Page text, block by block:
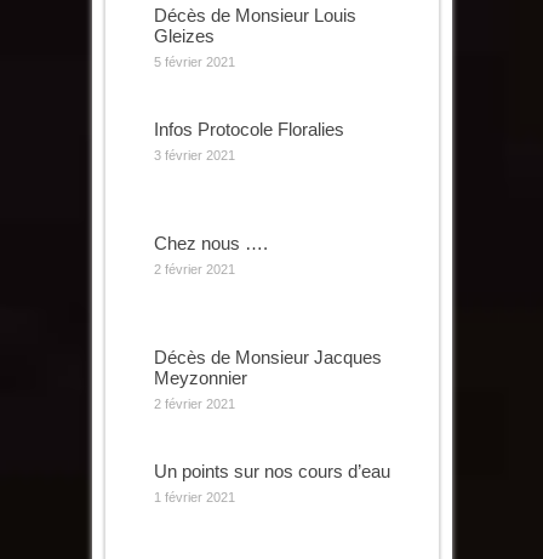
Décès de Monsieur Louis
Gleizes
5 février 2021
Infos Protocole Floralies
3 février 2021
Chez nous ….
2 février 2021
Décès de Monsieur Jacques
Meyzonnier
2 février 2021
Un points sur nos cours d’eau
1 février 2021